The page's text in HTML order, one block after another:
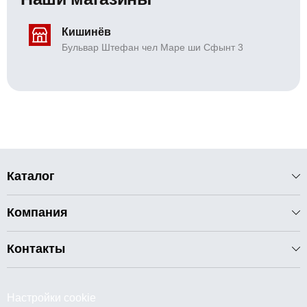
Кишинёв
Бульвар Штефан чел Маре ши Сфынт 3
Каталог
Компания
Контакты
Настройки cookie